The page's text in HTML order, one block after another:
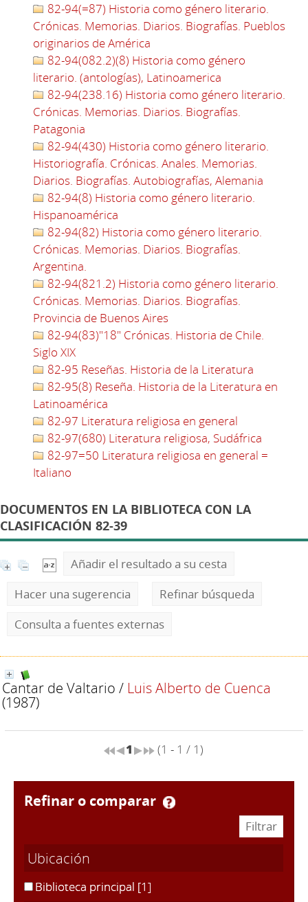
82-94(=87) Historia como género literario.
Crónicas. Memorias. Diarios. Biografías. Pueblos
originarios de América
82-94(082.2)(8) Historia como género
literario. (antologías), Latinoamerica
82-94(238.16) Historia como género literario.
Crónicas. Memorias. Diarios. Biografías.
Patagonia
82-94(430) Historia como género literario.
Historiografía. Crónicas. Anales. Memorias.
Diarios. Biografías. Autobiografías, Alemania
82-94(8) Historia como género literario.
Hispanoamérica
82-94(82) Historia como género literario.
Crónicas. Memorias. Diarios. Biografías.
Argentina.
82-94(821.2) Historia como género literario.
Crónicas. Memorias. Diarios. Biografías.
Provincia de Buenos Aires
82-94(83)"18" Crónicas. Historia de Chile.
Siglo XIX
82-95 Reseñas. Historia de la Literatura
82-95(8) Reseña. Historia de la Literatura en
Latinoamérica
82-97 Literatura religiosa en general
82-97(680) Literatura religiosa, Sudáfrica
82-97=50 Literatura religiosa en general =
Italiano
DOCUMENTOS EN LA BIBLIOTECA CON LA
CLASIFICACIÓN 82-39
Añadir el resultado a su cesta
Hacer una sugerencia
Refinar búsqueda
Consulta a fuentes externas
Cantar de Valtario / Luis Alberto de Cuenca
(1987)
1 (1 - 1 / 1)
refinar o comparar
Ubicación
Biblioteca principal [1]